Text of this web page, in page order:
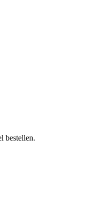
bestellen.